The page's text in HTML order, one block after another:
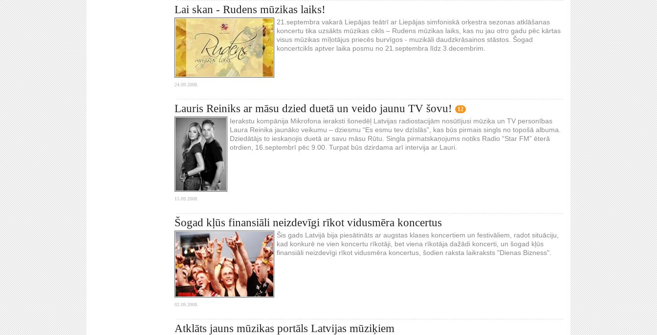
Lai skan - Rudens mūzikas laiks!
21.septembra vakarā Liepājas teātrī ar Liepājas simfoniskā orķestra sezonas atklāšanas
koncertu tika uzsākts mūzikas cikls – Rudens mūzikas laiks, kas nu jau otro gadu pēc kārtas
visus mūzikas mīļotājus priecēs burvīgos - muzikāli daudzkrāsainos stāstos. Šogad
koncertcikls aptver laika posmu no 21.septembra līdz 3.decembrim.
24.09.2008.
Lauris Reiniks ar māsu dzied duetā un veido jaunu TV šovu! 12
Ierakstu kompānija Mikrofona ieraksti šonedēļ Latvijas radiostacijām nosūtījusi mūziķa un TV personības
Laura Reinika jaunāko veikumu – dziesmu “Es esmu tev dzīslās”, kas būs pirmais singls no topošā albuma.
Dziedātājs to ieskaņojis duetā ar savu māsu Rūtu. Singla pirmatskaņojums notiks Radio “Star FM” ēterā
otrdien, 16.septembrī pēc 9.00. Turpat būs dzirdama arī intervija ar Lauri.
15.09.2008.
Šogad kļūs finansiāli neizdevīgi rīkot vidusmēra koncertus
Šis gads Latvijā bija piesātināts ar augstas klases koncertiem un festivāliem, radot situāciju,
kad konkurē ne vien koncertu rīkotāji, bet viena rīkotāja dažādi koncerti, un šogad kļūs
finansiāli neizdevīgi rīkot vidusmēra koncertus, šodien raksta laikraksts "Dienas Bizness".
02.09.2008.
Atklāts jauns mūzikas portāls Latvijas mūziķiem